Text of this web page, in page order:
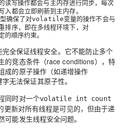
读写操作都会与主内存进行同步，每次
都会立即刷新到主内存。
确保了对volatile变量的操作不会与
排序，即在多线程环境下，对
的顺序约束。
完全保证线程安全。它不能防止多个
的竞态条件（race conditions），特
成的原子操作（如递增操作
无法保证其原子性。
同时对一个volatile int count
更新对所有线程是可见的，但由于递
能发生线程安全问题。